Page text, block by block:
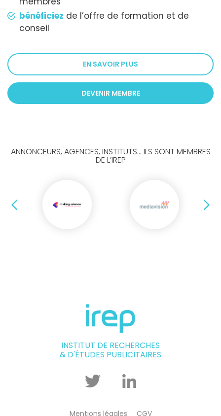
bénéficiez de l’offre de formation et de
conseil
EN SAVOIR PLUS
DEVENIR MEMBRE
ANNONCEURS, AGENCES, INSTITUTS... ILS SONT MEMBRES
DE L’IREP
Précédent
INSTITUT DE RECHERCHES
& D'ÉTUDES PUBLICITAIRES
Twitter Linkedin
Mentions légales CGV